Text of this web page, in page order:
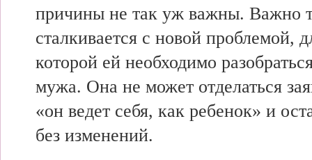
причины не так уж важны. Важно
сталкивается с новой проблемой,
которой ей необходимо
мужа. Она не может отделаться
«он ведет себя, как ребенок» и
без изменений.